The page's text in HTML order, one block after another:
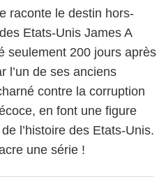
raconte le destin hors-
Etats-Unis James A
seulement 200 jours après
l’un de ses anciens
contre la corruption
en font une figure
l’histoire des Etats-Unis.
une série !